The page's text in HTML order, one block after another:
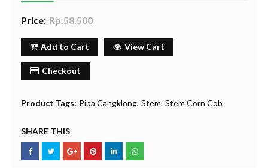
Price: Rp.58.500
Add to Cart View Cart
Checkout
Product Tags: Pipa Cangklong Stem Stem Corn Cob
SHARE THIS